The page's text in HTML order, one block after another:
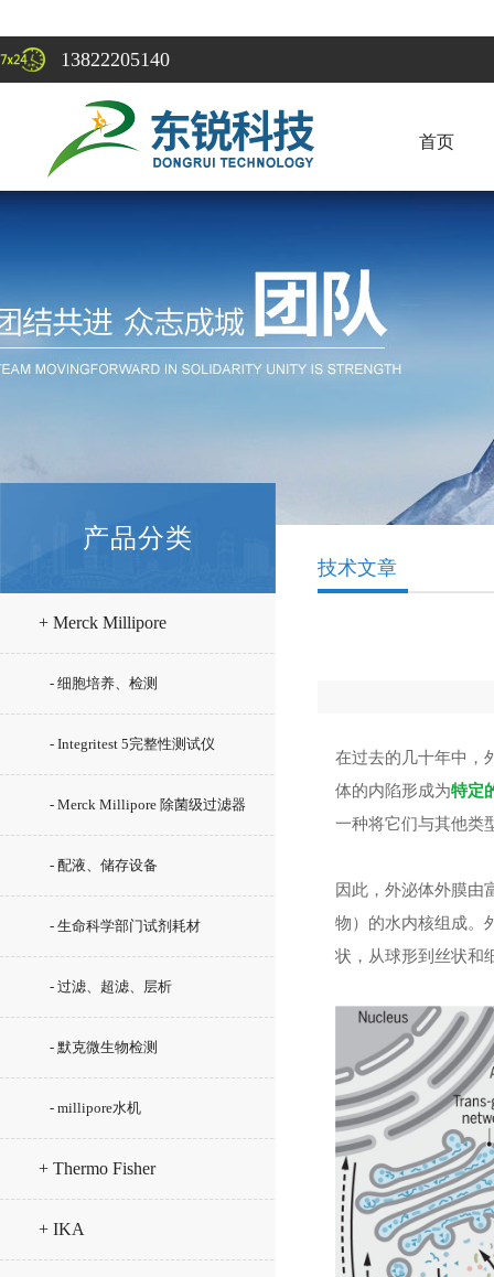
13822205140
首页
产品分类
+ Merck Millipore
- 细胞培养、检测
- Integritest 5完整性测试仪
- Merck Millipore 除菌级过滤器
- 配液、储存设备
- 生命科学部门试剂耗材
- 过滤、超滤、层析
- 默克微生物检测
- millipore水机
+ Thermo Fisher
+ IKA
技术文章
在过去的几十年中，
体的内陷形成为特定
一种将它们与其他类
因此，外泌体外膜由
物）的水内核组成。
状，从球形到丝状和